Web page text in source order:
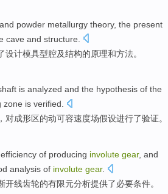
and powder metallurgy theory, the present
cave and structure.
设计模具型腔及结构的原理和方法。
is analyzed and the hypothesis of the
zone is verified.
，对成形区的动可容速度场假设进行了验证。
efficiency of producing involute gear, and
analysis of involute gear.
开线齿轮的有限元分析提供了必要条件。